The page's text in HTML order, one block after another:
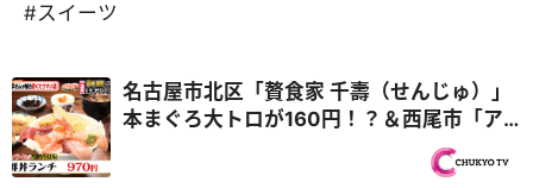
#スイーツ
名古屋市北区「贅食家 千壽（せんじゅ）」
本まぐろ大トロが160円！？＆西尾市「ア
ジアンキッチン媽媽や」25種類のビュッフ
ェ付き！ハラミステーキランチ『PS純金